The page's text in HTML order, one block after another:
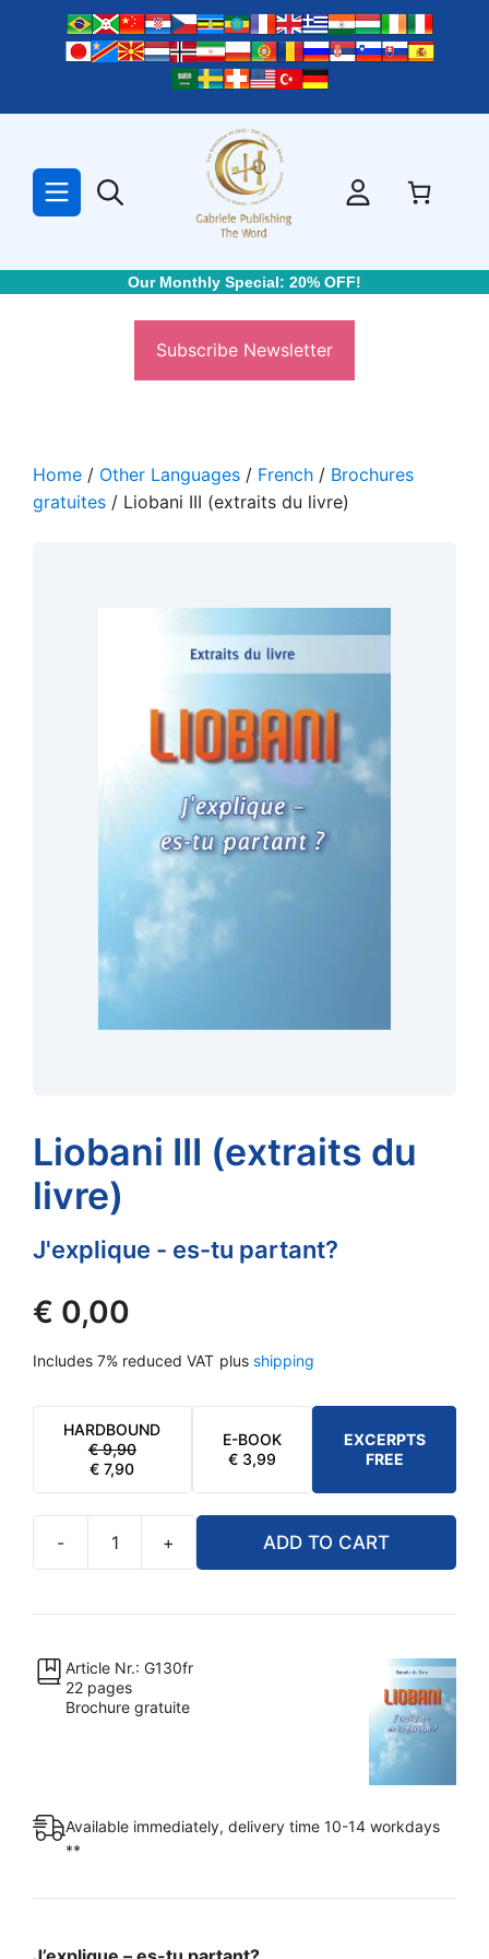
Our Monthly Special: 20% OFF!
Subscribe Newsletter
Home / Other Languages / French / Brochures
gratuites / Liobani III (extraits du livre)
Liobani III (extraits du
livre)
J'explique - es-tu partant?
€ 0,00
Includes 7% reduced VAT plus shipping
HARDBOUND
€9,90
ORIGINAL
PRICE
WAS:
€ 9,90.
€ 7,90
CURRENT
PRICE
IS:
€ 7,90.
E-BOOK
€ 3,99
EXCERPTS
FREE
-
(extraits
+ ADD TO CART
Article Nr.: G130fr
22 pages
Brochure gratuite
Available immediately, delivery time 10-14 workdays
**